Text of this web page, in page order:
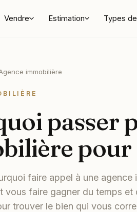
Vendre Estimation Types
immobilière
passer
pour
faire appel à une
vous faire gagner du temps
trouver le bien qui vous